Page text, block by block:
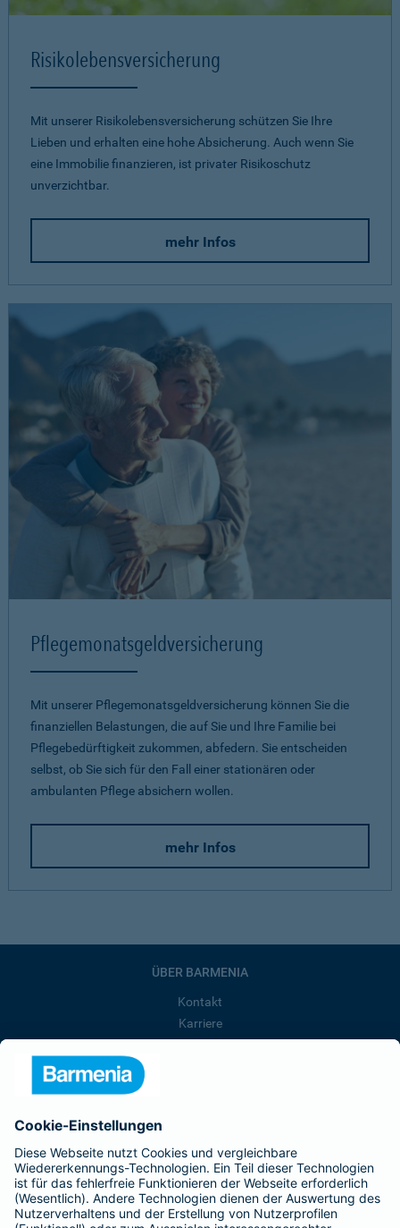
Risikolebensversicherung
Mit unserer Risikolebensversicherung schützen Sie Ihre
Lieben und erhalten eine hohe Absicherung. Auch wenn Sie
eine Immobilie finanzieren, ist privater Risikoschutz
unverzichtbar.
mehr Infos
Pflegemonatsgeld­versicherung
Mit unserer Pflegemonatsgeld­versicherung können Sie die
finanziellen Belastungen, die auf Sie und Ihre Familie bei
Pflegebedürftigkeit zukommen, abfedern. Sie entscheiden
selbst, ob Sie sich für den Fall einer stationären oder
ambulanten Pflege absichern wollen.
mehr Infos
ÜBER BARMENIA
Kontakt
Karriere
Barmenia ist Teil der BarmeniaGothaer
BELIEBTE SEITEN
Kranken-Zusatzversicherung
Tierversicherungen